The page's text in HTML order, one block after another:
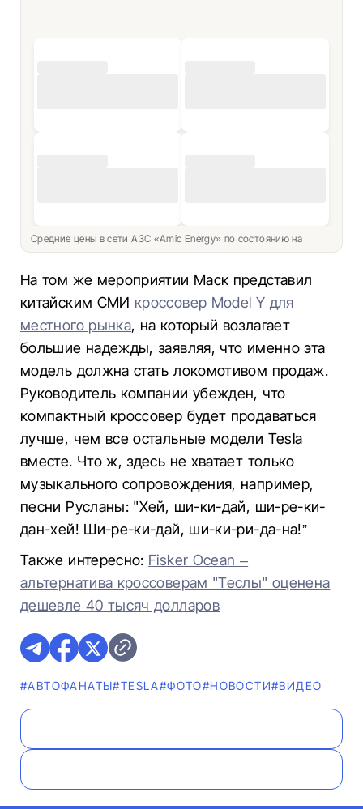
Средние цены в сети АЗС «Amic Energy» по состоянию на
На том же мероприятии Маск представил
китайским СМИ кроссовер Model Y для
местного рынка, на который возлагает
большие надежды, заявляя, что именно эта
модель должна стать локомотивом продаж.
Руководитель компании убежден, что
компактный кроссовер будет продаваться
лучше, чем все остальные модели Tesla
вместе. Что ж, здесь не хватает только
музыкального сопровождения, например,
песни Русланы: "Xей, ши-ки-дай, ши-ре-ки-
дан-xей! Ши-ре-ки-дай, ши-ки-ри-да-на!”
Также интересно: Fisker Ocean –
альтернатива кроссоверам "Теслы" оценена
дешевле 40 тысяч долларов
#AВТОФАНАТЫ#TESLA#ФОТО#НОВОСТИ#ВИДЕО